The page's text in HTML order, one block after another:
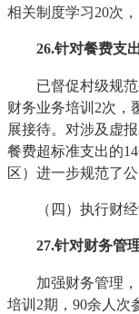
相关制度学习20次
26.针对餐费支
已督促村级规范
财务业务培训2次，
展接待。对涉及虚
餐费超标准支出的
区）进一步规范了公
（四）执行财经
27.针对财务管
加强财务管理，
培训2期，90余人次